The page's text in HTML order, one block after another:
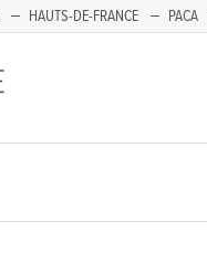
HAUTS-DE-FRANCE PACA